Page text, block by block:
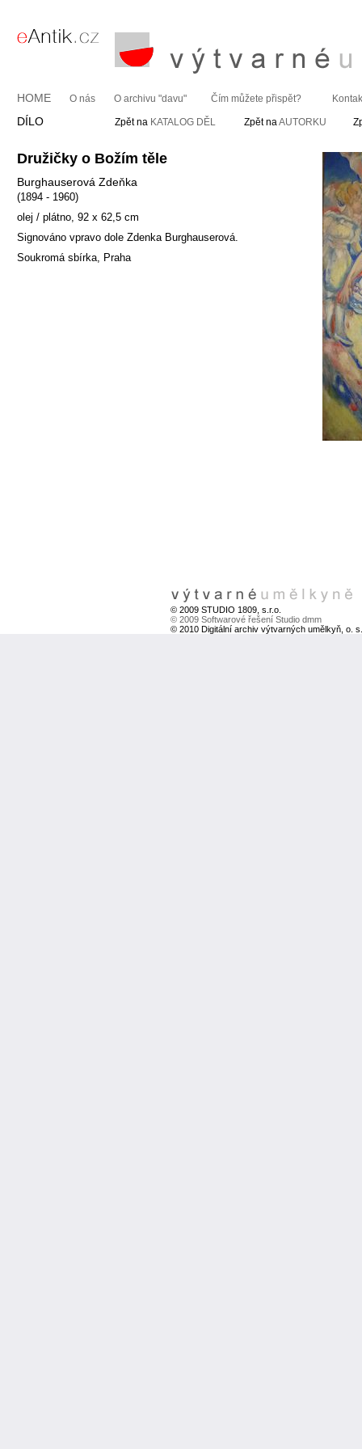
HOME O nás O archivu "davu" Čím můžete přispět?
DÍLO Zpět na KATALOG DĚL Zpět naAUTORKU
Družičky o Božím těle
Burghauserová Zdeňka
(1894 - 1960)
olej / plátno, 92 x 62,5 cm
Signováno vpravo dole Zdenka Burghauserová.
Soukromá sbírka, Praha
© 2009 STUDIO 1809, s.r.o.
© 2009 Softwarové řešení Studio dmm
© 2010 Digitální archiv výtvarných umělkyň, o. s.